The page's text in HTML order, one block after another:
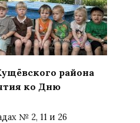
района
ко Дню
№ 2, 11 и 26